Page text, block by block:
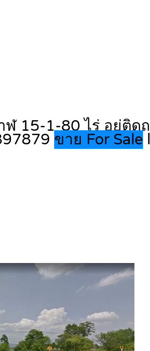
15-1-80 ไร่ อยู่ติด
ขาย For Sale